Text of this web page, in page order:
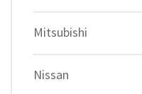
Mitsubishi
Nissan